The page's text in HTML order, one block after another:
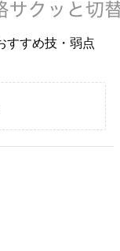
すすめ技・弱点